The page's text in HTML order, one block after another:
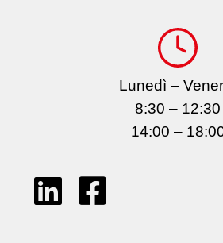
Lunedì –
8:30 – 12:30
14:00 –